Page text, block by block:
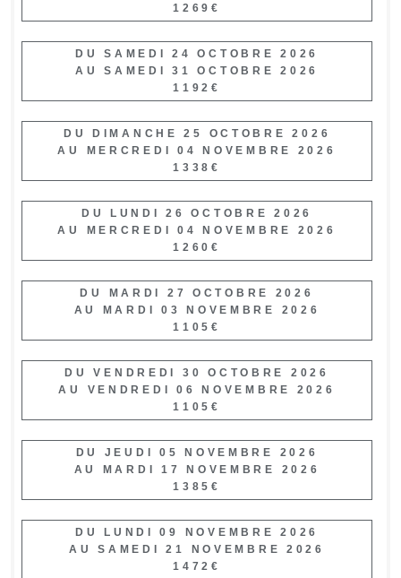
1269€
DU SAMEDI 24 OCTOBRE 2026
AU SAMEDI 31 OCTOBRE 2026
1192€
DU DIMANCHE 25 OCTOBRE 2026
AU MERCREDI 04 NOVEMBRE 2026
1338€
DU LUNDI 26 OCTOBRE 2026
AU MERCREDI 04 NOVEMBRE 2026
1260€
DU MARDI 27 OCTOBRE 2026
AU MARDI 03 NOVEMBRE 2026
1105€
DU VENDREDI 30 OCTOBRE 2026
AU VENDREDI 06 NOVEMBRE 2026
1105€
DU JEUDI 05 NOVEMBRE 2026
AU MARDI 17 NOVEMBRE 2026
1385€
DU LUNDI 09 NOVEMBRE 2026
AU SAMEDI 21 NOVEMBRE 2026
1472€